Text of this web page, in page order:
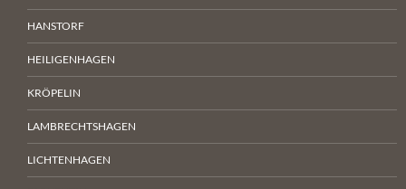
HANSTORF
HEILIGENHAGEN
KRÖPELIN
LAMBRECHTSHAGEN
LICHTENHAGEN